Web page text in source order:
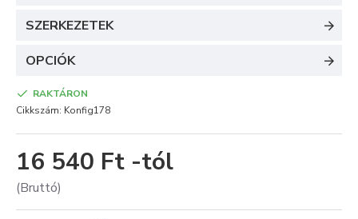
SZERKEZETEK
OPCIÓK
16 540 Ft -tól
(Bruttó)
RAKTÁRON
Cikkszám: Konfig178